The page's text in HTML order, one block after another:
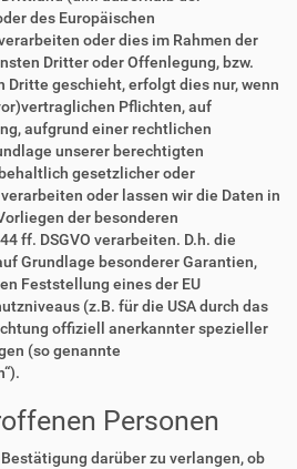
des Europäischen
oder dies im Rahmen der
Dritter oder Offenlegung, bzw.
Dritte geschieht, erfolgt dies nur, wenn
Pflichten, auf
aufgrund einer rechtlichen
unserer berechtigten
gesetzlicher oder
oder lassen wir die Daten in
der besonderen
ff. DSGVO verarbeiten. D.h. die
Grundlage besonderer Garantien,
Feststellung eines der EU
(z.B. für die USA durch das
offiziell anerkannter spezieller
(so genannte
Personen
darüber zu verlangen, ob